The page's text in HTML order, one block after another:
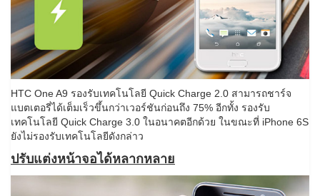
HTC One A9 รองรับเทคโนโลยี Quick Charge 2.0 สามารถชาร์จ
แบตเตอรี่ได้เต็มเร็วขึ้นกว่าเวอร์ชันก่อนถึง 75% อีกทั้ง รองรับ
เทคโนโลยี Quick Charge 3.0 ในอนาคตอีกด้วย ในขณะที่ iPhone 6S
ยังไม่รองรับเทคโนโลยีดังกล่าว
ปรับแต่งหน้าจอได้หลากหลาย